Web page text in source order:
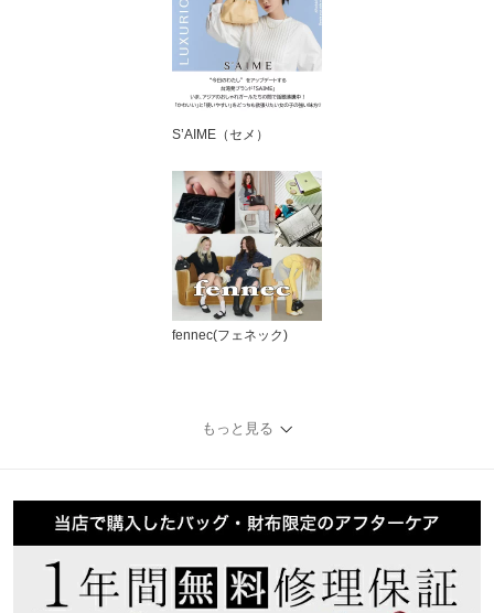
S’AIME（セメ）
fennec(フェネック)
もっと見る